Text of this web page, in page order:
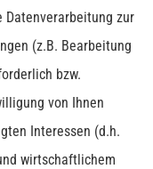
Datenverarbeitung zur
(z.B. Bearbeitung
bzw.
von Ihnen
Interessen (d.h.
wirtschaftlichem